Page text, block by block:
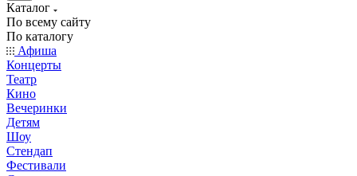
Каталог
По всему сайту
По каталогу
Афиша
Концерты
Театр
Кино
Вечеринки
Детям
Шоу
Стендап
Фестивали